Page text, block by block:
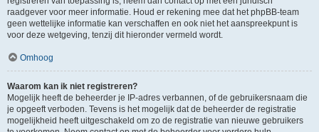
raadgever voor meer informatie. Houd er rekening mee dat het phpBB-team
geen wettelijke informatie kan verschaffen en ook niet het aanspreekpunt is
voor deze wetgeving, tenzij dit hieronder vermeld wordt.
Omhoog
Waarom kan ik niet registreren?
Mogelijk heeft de beheerder je IP-adres verbannen, of de gebruikersnaam die
je opgeeft verboden. Tevens is het mogelijk dat de beheerder de registratie
mogelijkheid heeft uitgeschakeld om zo de registratie van nieuwe gebruikers